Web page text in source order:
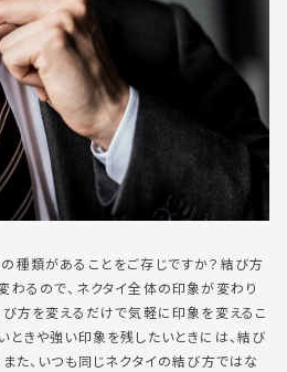
種類があることをご存じですか？結び方
わるので、ネクタイ全体の印象が変わり
び方を変えるだけで気軽に印象を変えるこ
ときや強い印象を残したいときには、結び
た、いつも同じネクタイの結び方ではな